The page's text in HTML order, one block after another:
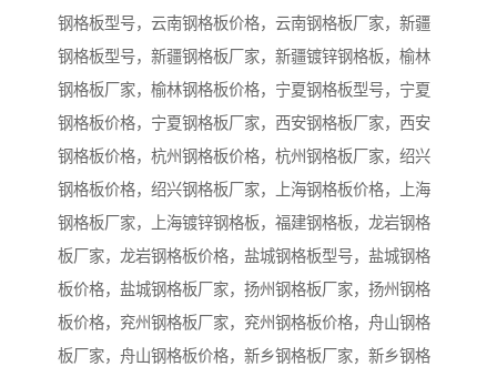
钢格板型号，云南钢格板价格，云南钢格板厂家，新疆
钢格板型号，新疆钢格板厂家，新疆镀锌钢格板，榆林
钢格板厂家，榆林钢格板价格，宁夏钢格板型号，宁夏
钢格板价格，宁夏钢格板厂家，西安钢格板厂家，西安
钢格板价格，杭州钢格板价格，杭州钢格板厂家，绍兴
钢格板价格，绍兴钢格板厂家，上海钢格板价格，上海
钢格板厂家，上海镀锌钢格板，福建钢格板，龙岩钢格
板厂家，龙岩钢格板价格，盐城钢格板型号，盐城钢格
板价格，盐城钢格板厂家，扬州钢格板厂家，扬州钢格
板价格，兖州钢格板厂家，兖州钢格板价格，舟山钢格
板厂家，舟山钢格板价格，新乡钢格板厂家，新乡钢格